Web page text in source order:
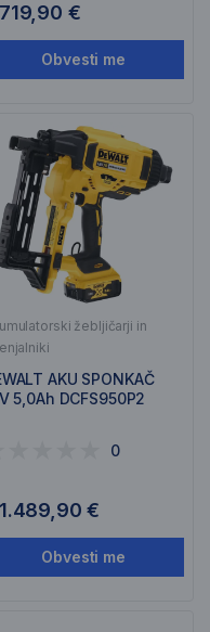
719,90 €
Obvesti me
žebljičarji in
AKU SPONKAČ
5,0Ah DCFS950P2
0
1.489,90 €
Obvesti me